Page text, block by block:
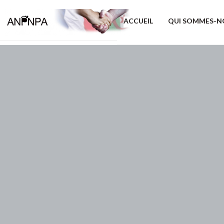
ACCUEIL QUI SOMMES-